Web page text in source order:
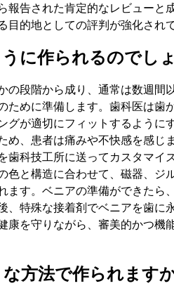
報告された肯定的なレビューと
目的地としての評判が強化され
に作られるのでし
の段階から成り、通常は数週間
ために準備します。歯科医は歯
グが適切にフィットするように
め、患者は痛みや不快感を感じ
歯科技工所に送ってカスタマイ
色と構造に合わせて、磁器、ジ
ます。ベニアの準備ができたら
特殊な接着剤でベニアを歯に
康を守りながら、審美的かつ機
方法で作られます